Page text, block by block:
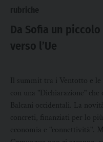
Da Sofia un
verso l’Ue
Il summit tra i Ventotto e le
con una "Dichiarazione"
Balcani occidentali. La
concreti, finanziati per lo
economia e "connettività".